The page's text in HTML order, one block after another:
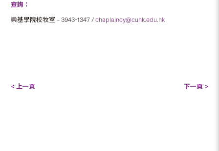
查詢：
崇基學院校牧室 – 3943-1347 /chaplaincy@cuhk.edu.hk
< 上一頁 下一頁 >